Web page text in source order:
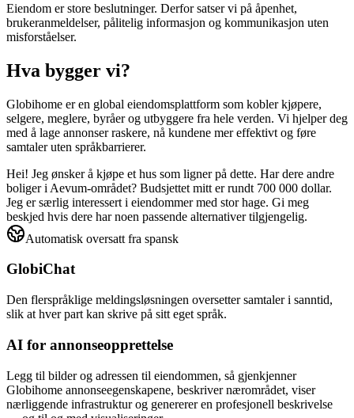
Eiendom er store beslutninger. Derfor satser vi på åpenhet,
brukeranmeldelser, pålitelig informasjon og kommunikasjon uten
misforståelser.
Hva bygger vi?
Globihome er en global eiendomsplattform som kobler kjøpere,
selgere, meglere, byråer og utbyggere fra hele verden. Vi hjelper deg
med å lage annonser raskere, nå kundene mer effektivt og føre
samtaler uten språkbarrierer.
Hei! Jeg ønsker å kjøpe et hus som ligner på dette. Har dere andre
boliger i Aevum-området? Budsjettet mitt er rundt 700 000 dollar.
Jeg er særlig interessert i eiendommer med stor hage. Gi meg
beskjed hvis dere har noen passende alternativer tilgjengelig.
Automatisk oversatt fra spansk
GlobiChat
Den flerspråklige meldingsløsningen oversetter samtaler i sanntid,
slik at hver part kan skrive på sitt eget språk.
AI for annonseopprettelse
Legg til bilder og adressen til eiendommen, så gjenkjenner
Globihome annonseegenskapene, beskriver nærområdet, viser
nærliggende infrastruktur og genererer en profesjonell beskrivelse